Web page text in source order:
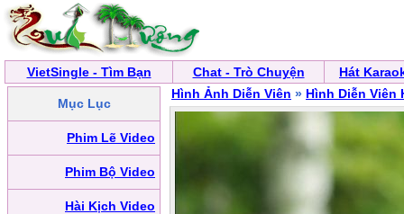
VietSingle - Tìm Bạn Chat - Trò Chuyện Hát
Mục Lục
Phim Lẽ Video
Phim Bộ Video
Hài Kịch Video
Hình Ảnh Diễn Viên » Hình Diễn Viên